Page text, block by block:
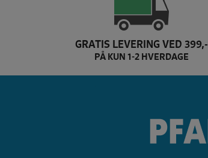
GRATIS LEVERING VED 399,-
PÅ KUN 1-2 HVERDAGE